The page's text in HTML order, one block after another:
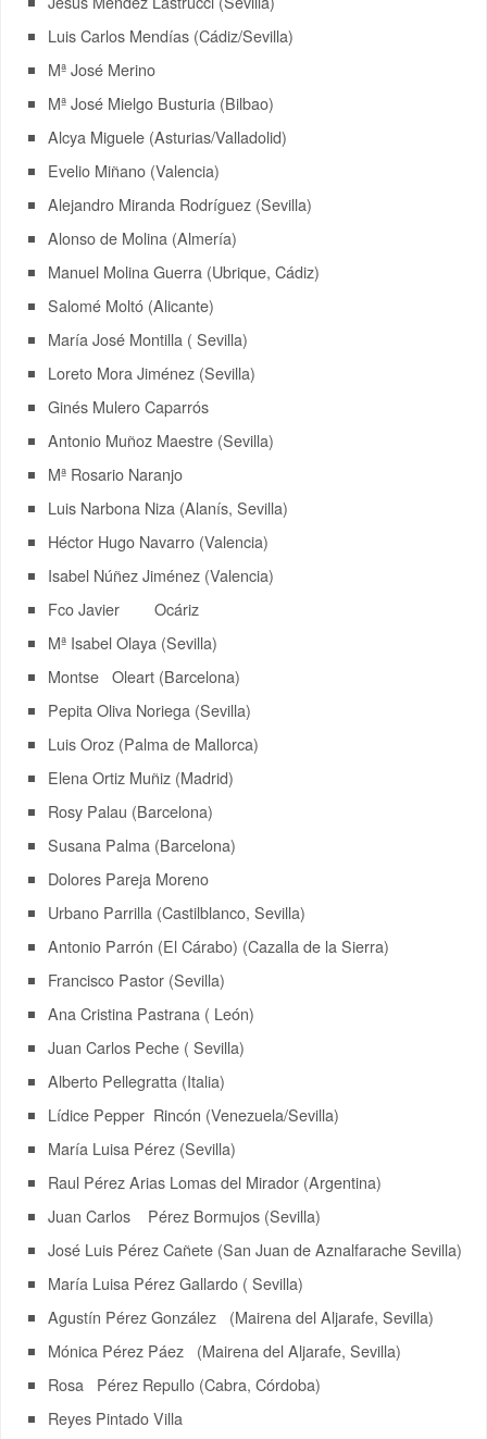
Luis Carlos Mendías (Cádiz/Sevilla)
Mª José Merino
Mª José Mielgo Busturia (Bilbao)
Alcya Miguele (Asturias/Valladolid)
Evelio Miñano (Valencia)
Alejandro Miranda Rodríguez (Sevilla)
Alonso de Molina (Almería)
Manuel Molina Guerra (Ubrique, Cádiz)
Salomé Moltó (Alicante)
María José Montilla ( Sevilla)
Loreto Mora Jiménez (Sevilla)
Ginés Mulero Caparrós
Antonio Muñoz Maestre (Sevilla)
Mª Rosario Naranjo
Luis Narbona Niza (Alanís, Sevilla)
Héctor Hugo Navarro (Valencia)
Isabel Núñez Jiménez (Valencia)
Fco Javier Ocáriz
Mª Isabel Olaya (Sevilla)
Montse Oleart (Barcelona)
Pepita Oliva Noriega (Sevilla)
Luis Oroz (Palma de Mallorca)
Elena Ortiz Muñiz (Madrid)
Rosy Palau (Barcelona)
Susana Palma (Barcelona)
Dolores Pareja Moreno
Urbano Parrilla (Castilblanco, Sevilla)
Antonio Parrón (El Cárabo) (Cazalla de la Sierra)
Francisco Pastor (Sevilla)
Ana Cristina Pastrana ( León)
Juan Carlos Peche ( Sevilla)
Alberto Pellegratta (Italia)
Lídice Pepper Rincón (Venezuela/Sevilla)
María Luisa Pérez (Sevilla)
Raul Pérez Arias Lomas del Mirador (Argentina)
Juan Carlos Pérez Bormujos (Sevilla)
José Luis Pérez Cañete (San Juan de Aznalfarache Sevilla)
María Luisa Pérez Gallardo ( Sevilla)
Agustín Pérez González (Mairena del Aljarafe, Sevilla)
Mónica Pérez Páez (Mairena del Aljarafe, Sevilla)
Rosa Pérez Repullo (Cabra, Córdoba)
Reyes Pintado Villa